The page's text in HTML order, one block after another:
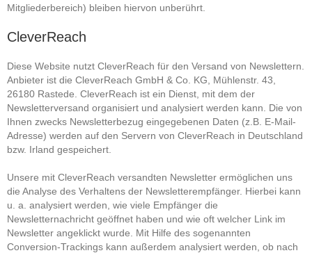
Mitgliederbereich) bleiben hiervon unberührt.
CleverReach
Diese Website nutzt CleverReach für den Versand von Newslettern.
Anbieter ist die CleverReach GmbH & Co. KG, Mühlenstr. 43,
26180 Rastede. CleverReach ist ein Dienst, mit dem der
Newsletterversand organisiert und analysiert werden kann. Die von
Ihnen zwecks Newsletterbezug eingegebenen Daten (z.B. E-Mail-
Adresse) werden auf den Servern von CleverReach in Deutschland
bzw. Irland gespeichert.
Unsere mit CleverReach versandten Newsletter ermöglichen uns
die Analyse des Verhaltens der Newsletterempfänger. Hierbei kann
u. a. analysiert werden, wie viele Empfänger die
Newsletternachricht geöffnet haben und wie oft welcher Link im
Newsletter angeklickt wurde. Mit Hilfe des sogenannten
Conversion-Trackings kann außerdem analysiert werden, ob nach